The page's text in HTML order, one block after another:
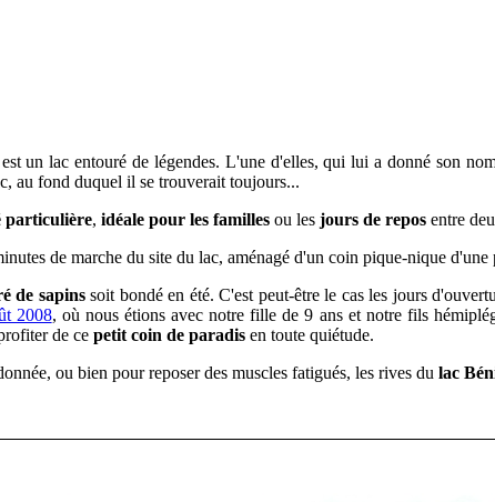
un lac entouré de légendes. L'une d'elles, qui lui a donné son
au fond duquel il se trouverait toujours...
particulière, idéale pour les familles ou les jours de repos entre
de marche du site du lac, aménagé d'un coin pique-nique
de sapinssoit bondé en été. C'est peut-être le cas les jours
2008, où nous étionsavec notre fille de 9 ans et notre fils
de ce petit coin de paradis en toute quiétude.
ou bien pour reposer des muscles fatigués, les rives du lac